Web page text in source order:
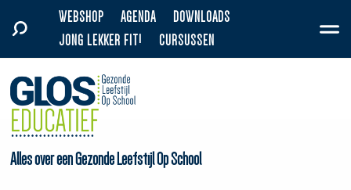
WEBSHOP AGENDA
DOWNLOADS
JONG LEKKER FIT!
CURSUSSEN
Alles over een Gezonde Leefstijl Op School